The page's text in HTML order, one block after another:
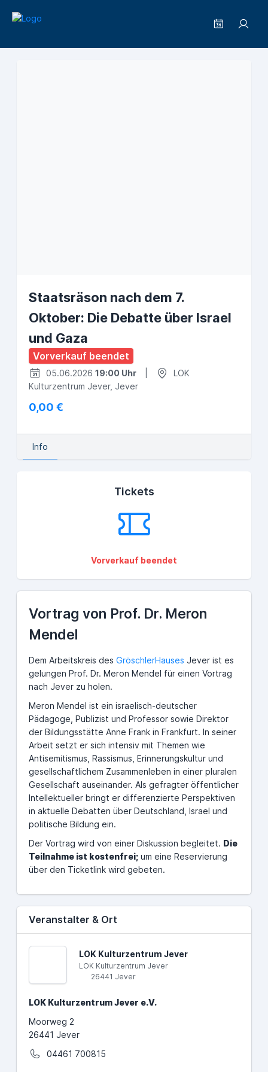
Staatsräson nach dem 7.
Oktober: Die Debatte über Israel
und Gaza
Vorverkauf beendet
05.06.2026 19:00 Uhr
LOK
Kulturzentrum Jever, Jever
0,00 €
Info
Tickets
Vorverkauf beendet
Vortrag von Prof. Dr. Meron
Mendel
Dem Arbeitskreis des GröschlerHauses Jever ist es
gelungen Prof. Dr. Meron Mendel für einen Vortrag
nach Jever zu holen.
Meron Mendel ist ein israelisch-deutscher
Pädagoge, Publizist und Professor sowie Direktor
der Bildungsstätte Anne Frank in Frankfurt. In seiner
Arbeit setzt er sich intensiv mit Themen wie
Antisemitismus, Rassismus, Erinnerungskultur und
gesellschaftlichem Zusammenleben in einer pluralen
Gesellschaft auseinander. Als gefragter öffentlicher
Intellektueller bringt er differenzierte Perspektiven
in aktuelle Debatten über Deutschland, Israel und
politische Bildung ein.
Der Vortrag wird von einer Diskussion begleitet. Die
Teilnahme ist kostenfrei; um eine Reservierung
über den Ticketlink wird gebeten.
Veranstalter & Ort
LOK Kulturzentrum Jever
LOK Kulturzentrum Jever
26441 Jever
LOK Kulturzentrum Jever e.V.
Moorweg 2
26441 Jever
04461 700815